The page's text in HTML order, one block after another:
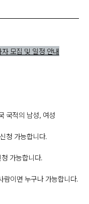
모집 및 일정 안내
국적의 남성, 여성
청 가능합니다.
가능합니다.
람이면 누구나 가능합니다.